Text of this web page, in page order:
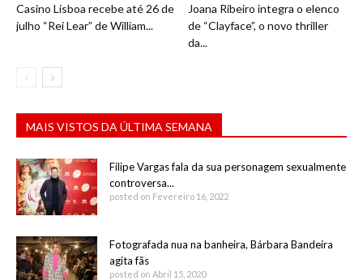
Casino Lisboa recebe até 26 de
julho “Rei Lear” de William...
Joana Ribeiro integra o elenco
de “Clayface”, o novo thriller
da...
MAIS VISTOS DA ÚLTIMA SEMANA
Filipe Vargas fala da sua personagem sexualmente
controversa...
posted on Fevereiro 16, 2022
Fotografada nua na banheira, Bárbara Bandeira
agita fãs
posted on Abril 15, 2020